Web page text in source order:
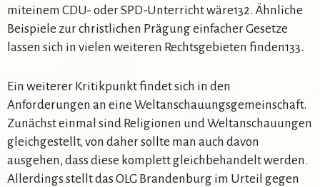
miteinem CDU- oder SPD-Unterricht wäre132. Ähnliche
Beispiele zur christlichen Prägung einfacher Gesetze
lassen sich in vielen weiteren Rechtsgebieten finden133.
Ein weiterer Kritikpunkt findet sich in den
Anforderungen an eine Weltanschauungsgemeinschaft.
Zunächst einmal sind Religionen und Weltanschauungen
gleichgestellt, von daher sollte man auch davon
ausgehen, dass diese komplett gleichbehandelt werden.
Allerdings stellt das OLG Brandenburg im Urteil gegen